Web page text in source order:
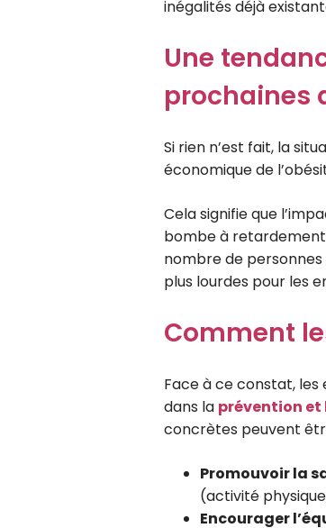
inégalités déjà
Une
prochaines
Si rien n’est fait, la
économique de
Cela signifie que
bombe à retardement
nombre de personnes
plus lourdes pour les
Comment
Face à ce constat, les
dans la prévention et
concrètes peuvent
Promouvoir la
(activité
Encourager